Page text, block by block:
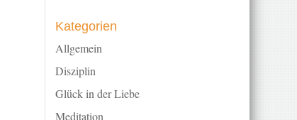
Kategorien
Allgemein
Disziplin
Glück in der Liebe
Meditation